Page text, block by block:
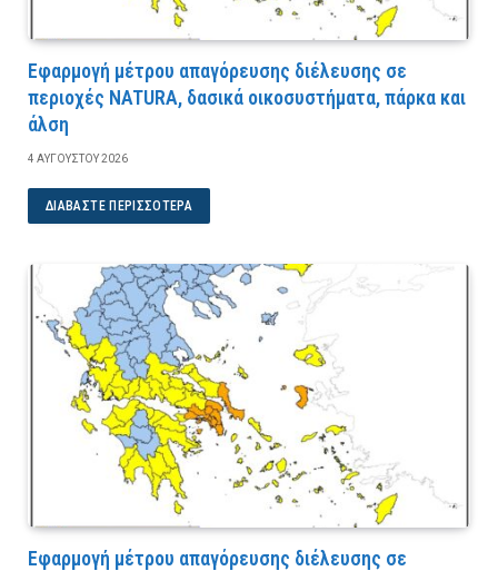
Εφαρμογή μέτρου απαγόρευσης διέλευσης σε
περιοχές NATURA, δασικά οικοσυστήματα, πάρκα και
άλση
4 ΑΥΓΟΎΣΤΟΥ 2026
ΔΙΑΒΆΣΤΕ ΠΕΡΙΣΣΌΤΕΡΑ
Εφαρμογή μέτρου απαγόρευσης διέλευσης σε